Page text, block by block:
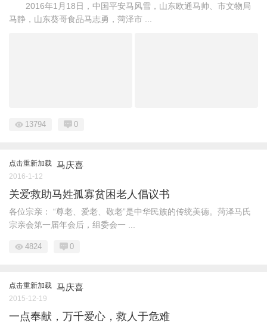
2016年1月18日，中国平安马风雪，山东欧通马帅、市文物局
马静，山东葵哥食品马志勇，菏泽市 ...
13794 0
点击重新加载 马庆喜
2016-1-12
关爱救助马姓孤寡贫困老人倡议书
各位宗亲： “尊老、爱老、敬老”是中华民族的传统美德。菏泽马氏
宗亲会第一届年会后，组委会一 ...
4824 0
点击重新加载 马庆喜
2015-12-19
一点奉献，万千爱心，救人于危难